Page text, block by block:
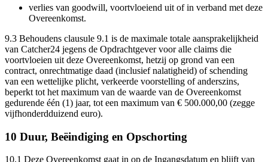
verlies van goodwill, voortvloeiend uit of in verband met deze
Overeenkomst.
9.3 Behoudens clausule 9.1 is de maximale totale aansprakelijkheid
van Catcher24 jegens de Opdrachtgever voor alle claims die
voortvloeien uit deze Overeenkomst, hetzij op grond van een
contract, onrechtmatige daad (inclusief nalatigheid) of schending
van een wettelijke plicht, verkeerde voorstelling of anderszins,
beperkt tot het maximum van de waarde van de Overeenkomst
gedurende één (1) jaar, tot een maximum van € 500.000,00 (zegge
vijfhonderdduizend euro).
10 Duur, Beëindiging en Opschorting
10.1 Deze Overeenkomst gaat in op de Ingangsdatum en blijft van